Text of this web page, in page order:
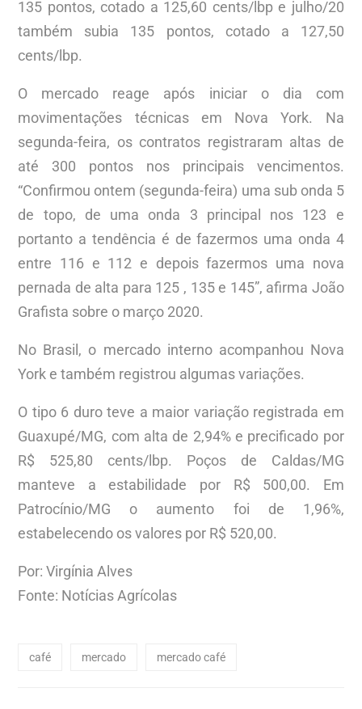
135 pontos, cotado a 125,60 cents/lbp e julho/20
também subia 135 pontos, cotado a 127,50
cents/lbp.
O mercado reage após iniciar o dia com
movimentações técnicas em Nova York. Na
segunda-feira, os contratos registraram altas de
até 300 pontos nos principais vencimentos.
“Confirmou ontem (segunda-feira) uma sub onda 5
de topo, de uma onda 3 principal nos 123 e
portanto a tendência é de fazermos uma onda 4
entre 116 e 112 e depois fazermos uma nova
pernada de alta para 125 , 135 e 145”, afirma João
Grafista sobre o março 2020.
No Brasil, o mercado interno acompanhou Nova
York e também registrou algumas variações.
O tipo 6 duro teve a maior variação registrada em
Guaxupé/MG, com alta de 2,94% e precificado por
R$ 525,80 cents/lbp. Poços de Caldas/MG
manteve a estabilidade por R$ 500,00. Em
Patrocínio/MG o aumento foi de 1,96%,
estabelecendo os valores por R$ 520,00.
Por: Virgínia Alves
Fonte: Notícias Agrícolas
café mercado mercado café